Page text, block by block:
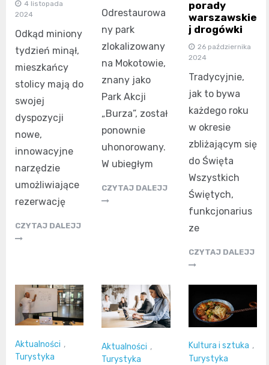
4 listopada
2024
Odkąd miniony
tydzień minął,
mieszkańcy
stolicy mają do
swojej
dyspozycji
nowe,
innowacyjne
narzędzie
umożliwiające
rezerwację
CZYTAJ DALEJJ
Odrestaurowa
ny park
zlokalizowany
na Mokotowie,
znany jako
Park Akcji
„Burza”, został
ponownie
uhonorowany.
W ubiegłym
CZYTAJ DALEJJ
porady
warszawskie
j drogówki
26 października
2024
Tradycyjnie,
jak to bywa
każdego roku
w okresie
zbliżającym się
do Święta
Wszystkich
Świętych,
funkcjonarius
ze
CZYTAJ DALEJJ
Aktualności ,
Turystyka
Aktualności ,
Turystyka
Kultura i sztuka ,
Turystyka